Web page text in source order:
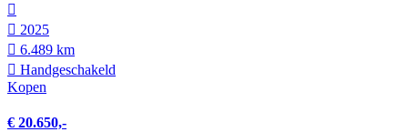
2025
6.489 km
Hand­geschakeld
Kopen
€ 20.650,-